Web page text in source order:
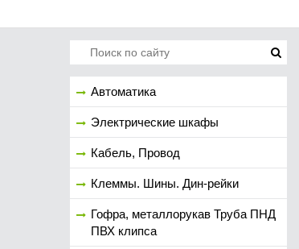
Автоматика
Электрические шкафы
Кабель, Провод
Клеммы. Шины. Дин-рейки
Гофра, металлорукав Труба ПНД
ПВХ клипса